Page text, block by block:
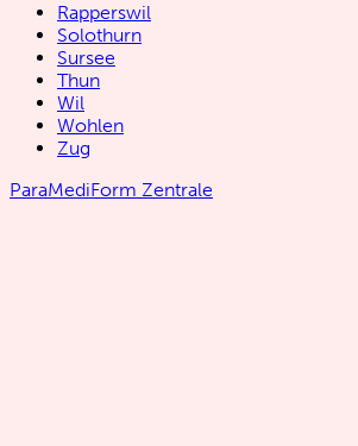
Rapperswil
Solothurn
Sursee
Thun
Wil
Wohlen
Zug
ParaMediForm Zentrale